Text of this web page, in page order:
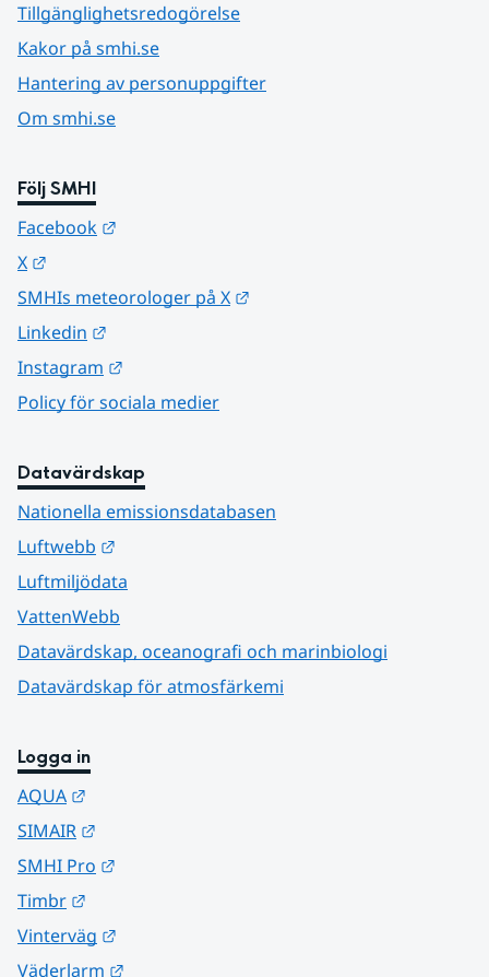
Tillgänglighetsredogörelse
Kakor på smhi.se
Hantering av personuppgifter
Om smhi.se
Följ SMHI
Facebook
X
SMHIs meteorologer på X
Linkedin
Instagram
Policy för sociala medier
Datavärdskap
Nationella emissionsdatabasen
Luftwebb
Luftmiljödata
VattenWebb
Datavärdskap, oceanografi och marinbiologi
Datavärdskap för atmosfärkemi
Logga in
AQUA
SIMAIR
SMHI Pro
Timbr
Vinterväg
Väderlarm